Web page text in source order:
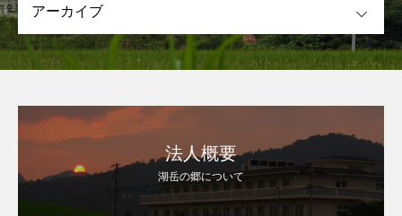
法人概要
湖岳の郷について